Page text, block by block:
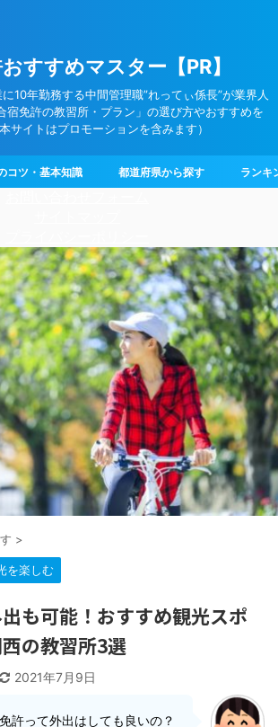
すすめマスター【PR】
10年勤務する中間管理職”れってぃ係長”が業界人
宿免許の教習所・プラン」の選び方やおすすめを
サイトはプロモーションを含みます）
コツ・基本知識 都道府県から探す ランキ
>
を楽しむ
も可能！おすすめ観光スポ
の教習所3選
2021年7月9日
許って外出はしても良いの？